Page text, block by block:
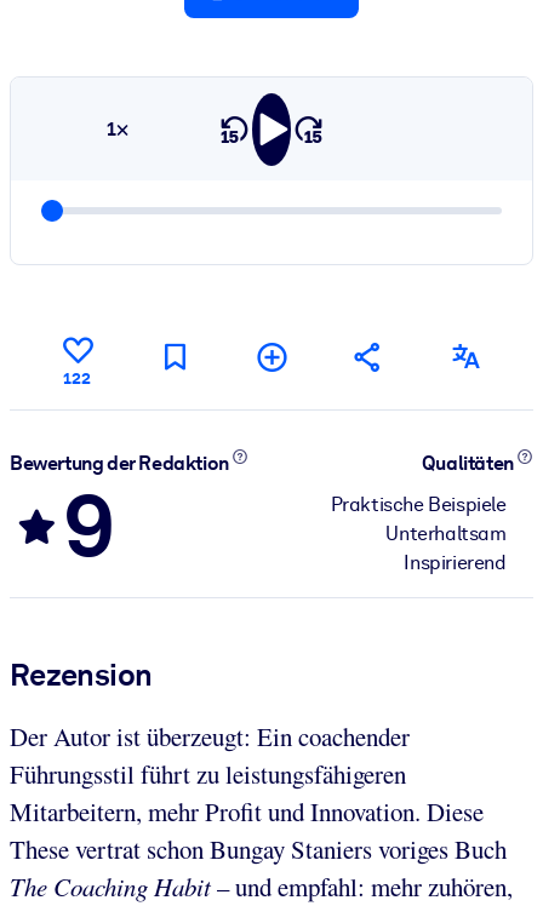
1×
122
Bewertung der Redaktion
9
Qualitäten
Praktische Beispiele
Unterhaltsam
Inspirierend
Rezension
Der Autor ist überzeugt: Ein coachender
Führungsstil führt zu leistungsfähigeren
Mitarbeitern, mehr Profit und Innovation. Diese
These vertrat schon Bungay Staniers voriges Buch
The Coaching Habit– und empfahl: mehr zuhören,